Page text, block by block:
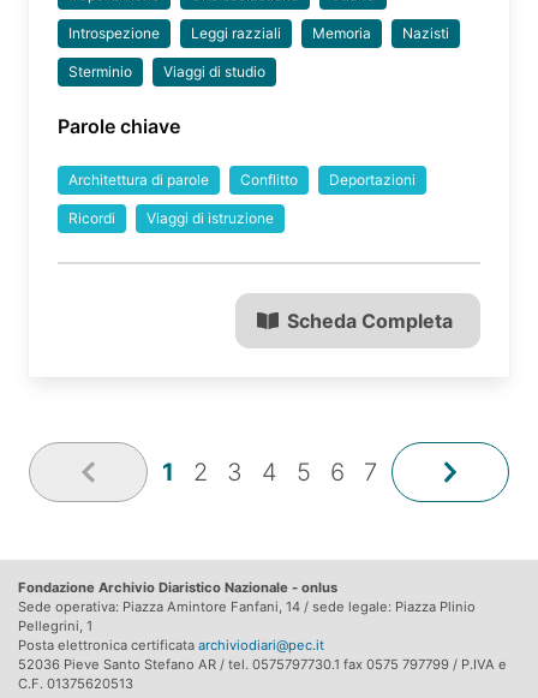
Introspezione Leggi razziali Memoria Nazisti
Sterminio Viaggi di studio
Parole chiave
Architettura di parole Conflitto Deportazioni
Ricordi Viaggi di istruzione
Scheda Completa
1 2 3 4 5 6 7
Fondazione Archivio Diaristico Nazionale - onlus
Sede operativa: Piazza Amintore Fanfani, 14 / sede legale: Piazza Plinio
Pellegrini, 1
Posta elettronica certificata archiviodiari@pec.it
52036 Pieve Santo Stefano AR / tel. 0575797730.1 fax 0575 797799 / P.IVA e
C.F. 01375620513